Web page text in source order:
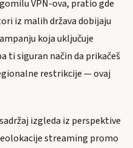
VPN-ova, pratio gde
iz malih država dobijaju
koja uključuje
ti siguran način da prikačeš
restrikcije — ovaj
izgleda iz perspektive
streaming promo